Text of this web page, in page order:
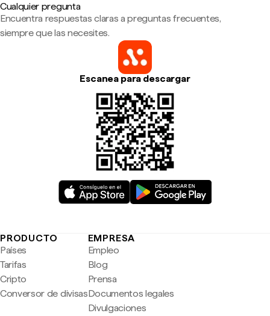
Cualquier pregunta
Encuentra respuestas claras a preguntas frecuentes,
siempre que las necesites.
Escanea para descargar
PRODUCTO
Países
Tarifas
Cripto
Conversor de divisas
EMPRESA
Empleo
Blog
Prensa
Documentos legales
Divulgaciones